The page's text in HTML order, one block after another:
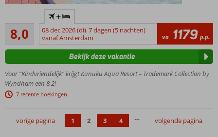
Eén van de
vakantiedeals
op Curaçao
Prachtig
unieke
Caribische
stijl
Kunuku's
Waterworld!
8,0Zeer goed
1142
beoordelingen
+
08 dec 2026 (di) 7 dagen (5 nachten)
vanaf Amsterdam
va 1179 p.p.
Voor “Kindvriendelijk” krijgt Kunuku Aqua Resort – Trademark Collection by
Wyndham een 8,2!
7 recente boekingen
Bekijk deze vakantie
vorige pagina 1 2 3 4 … volgende pagina